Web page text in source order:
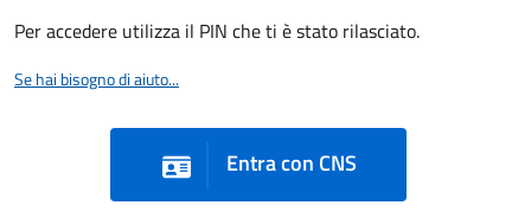
Per accedere utilizza il PIN che ti è stato rilasciato.
Se hai bisogno di aiuto...
Entra con CNS